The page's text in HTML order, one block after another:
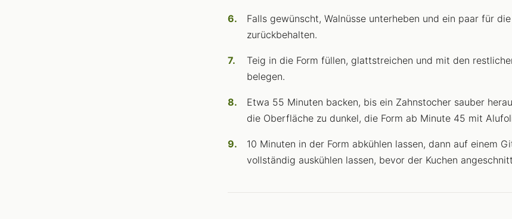
Falls gewünscht, Walnüsse unterheben und ein paar für die
zurückbehalten.
Teig in die Form füllen, glattstreichen und mit den
belegen.
Etwa 55 Minuten backen, bis ein Zahnstocher sauber
die Oberfläche zu dunkel, die Form ab Minute 45 mit
10 Minuten in der Form abkühlen lassen, dann auf einem
vollständig auskühlen lassen, bevor der Kuchen